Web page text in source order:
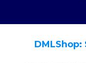
DMLShop: